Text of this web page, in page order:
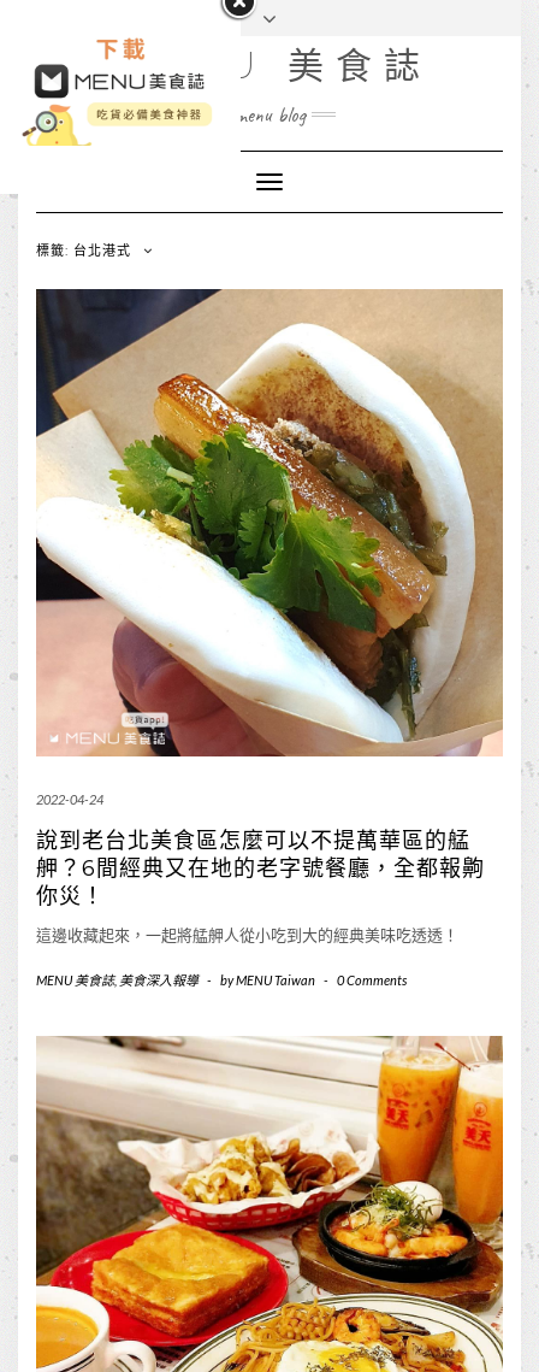
MENU 美食誌
menu blog
Toggle
Navigation
標籤: 台北港式
2022-04-24
說到老台北美食區怎麼可以不提萬華區的艋
舺？6間經典又在地的老字號餐廳，全都報齁
你災！
這邊收藏起來，一起將艋舺人從小吃到大的經典美味吃透透！
MENU 美食誌, 美食深入報導 - byMENU Taiwan - 0 Comments